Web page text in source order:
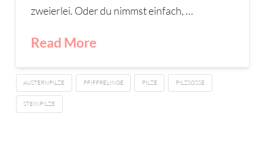
zweierlei. Oder du nimmst einfach, …
Read More
AUSTERNPILZE PFIFFRELINGE PILZE PILZSOSSE
STEINPILZE